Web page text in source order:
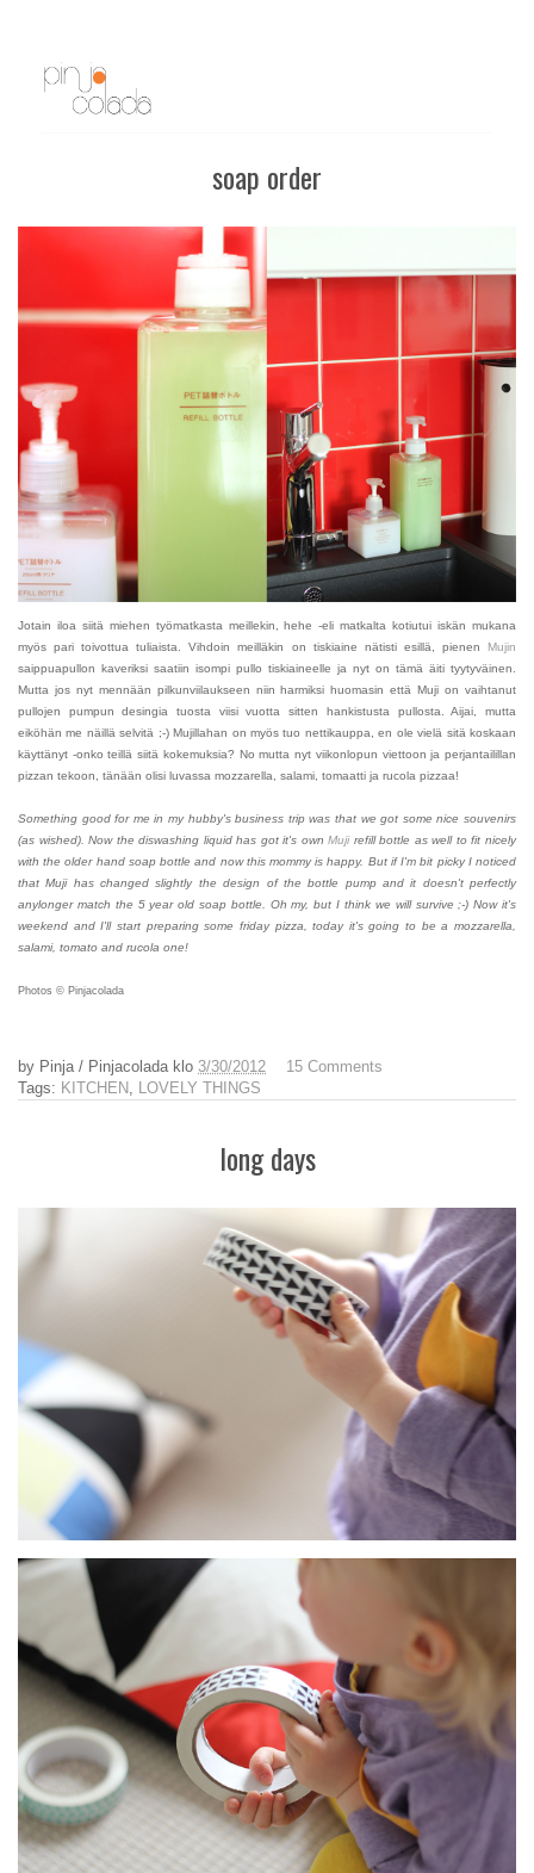
soap order
Jotain iloa siitä miehen työmatkasta meillekin, hehe -eli matkalta kotiutui iskän mukana
myös pari toivottua tuliaista. Vihdoin meilläkin on tiskiaine nätisti esillä, pienen Mujin
saippuapullon kaveriksi saatiin isompi pullo tiskiaineelle ja nyt on tämä äiti tyytyväinen.
Mutta jos nyt mennään pilkunviilaukseen niin harmiksi huomasin että Muji on vaihtanut
pullojen pumpun desingia tuosta viisi vuotta sitten hankistusta pullosta. Aijai, mutta
eiköhän me näillä selvitä ;-)Mujillahan on myös tuo nettikauppa, en ole vielä sitä koskaan
käyttänyt -onko teillä siitä kokemuksia? No muttanyt viikonlopun viettoon ja perjantailillan
pizzan tekoon, tänään olisi luvassa mozzarella, salami, tomaatti ja rucola pizzaa!
Something good for me in my hubby's business trip was that we got some nice souvenirs
(as wished). Now the diswashing liquid has got it's ownMujirefill bottle as well to fit nicely
with the older hand soap bottle and now this mommy is happy. But if I'm bit picky I noticed
that Muji has changed slightly the design of the bottle pump and it doesn't perfectly
anylonger match the 5 year old soap bottle. Oh my, but I think we will survive ;-) Now it's
weekend and I'll start preparing some friday pizza, today it's going to be a mozzarella,
salami, tomato and rucola one!
Photos © Pinjacolada
by Pinja / Pinjacolada klo 3/30/2012
15 Comments
Tags: KITCHEN LOVELY THINGS
long days